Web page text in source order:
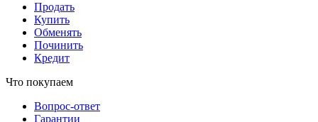
Продать
Купить
Обменять
Починить
Кредит
Что покупаем
Вопрос-ответ
Гарантии